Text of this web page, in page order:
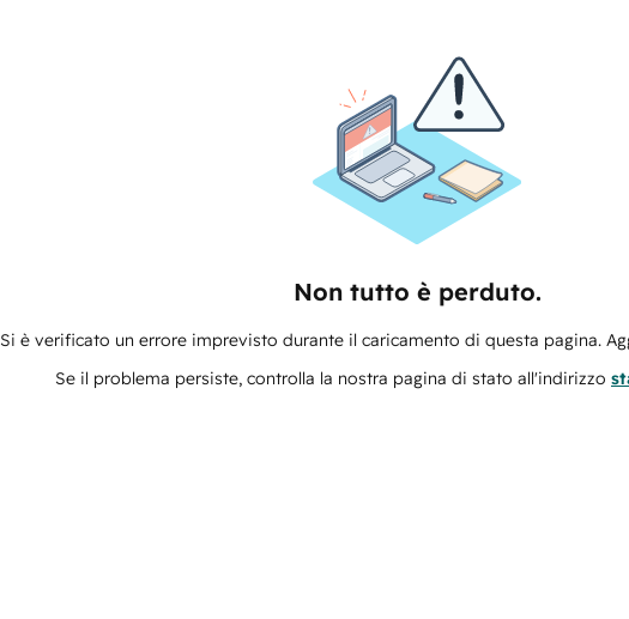
Non tutto è perduto.
Si è verificato un errore imprevisto durante il caricamento di questa pagina.
Se il problema persiste, controlla la nostra pagina di stato all'indirizzo